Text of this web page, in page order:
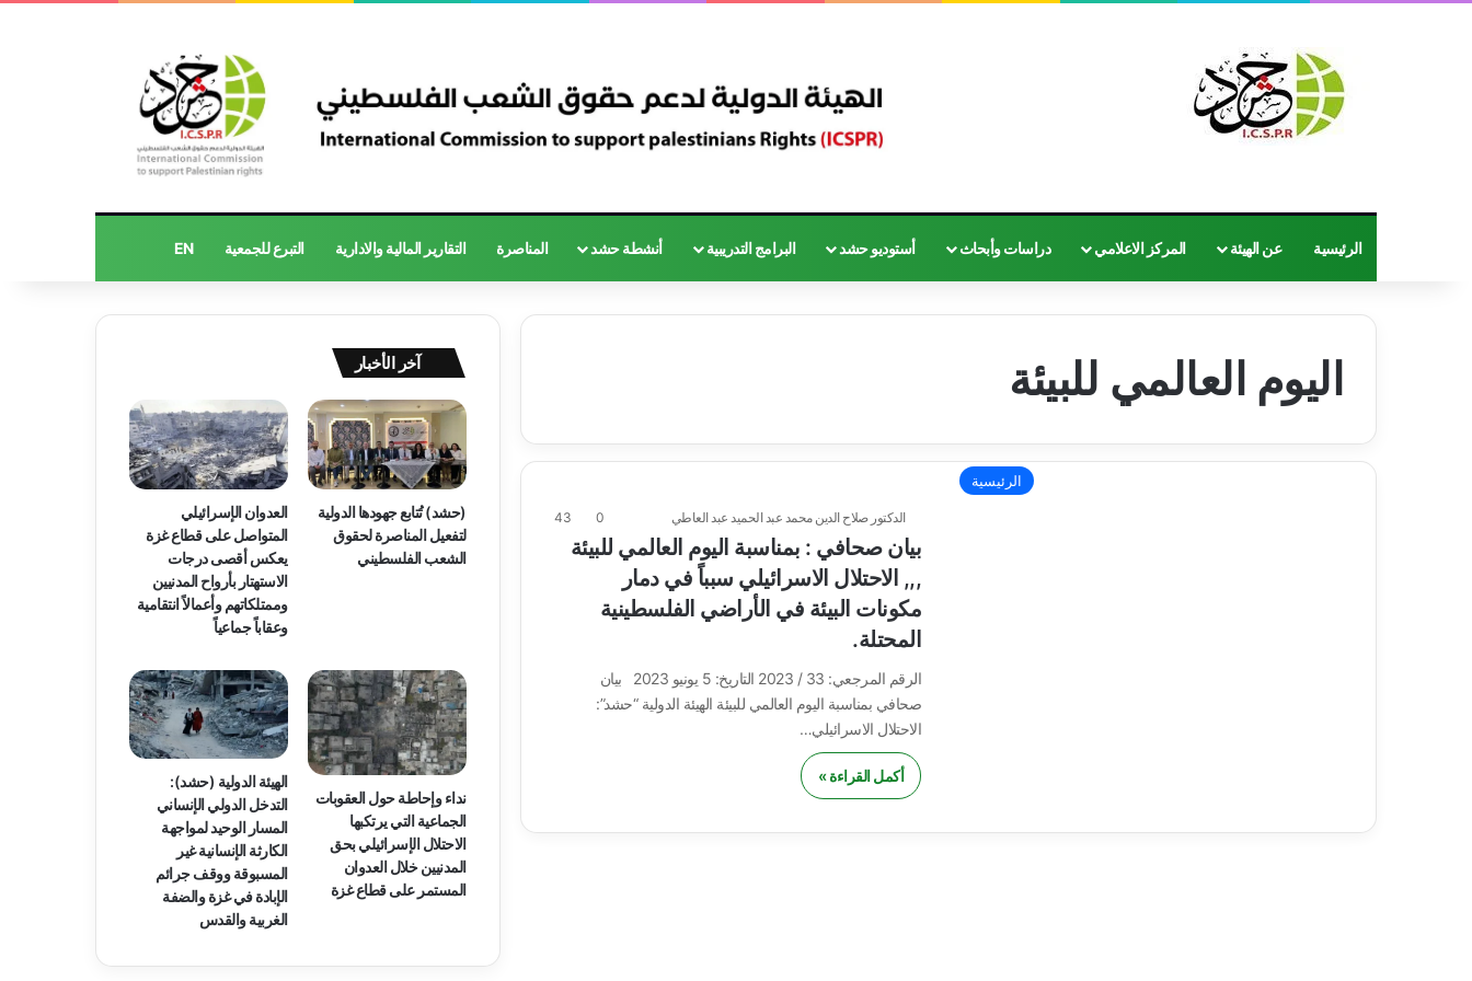
الرئيسية عن الهيئة المركز الاعلامي دراسات وأبحاث أستوديو حشد البرامج التدريبية أنشطة حشد المناصرة التقارير المالية والادارية التبرع للجمعية EN
اليوم العالمي للبيئة
الرئيسية
الدكتور صلاح الدين محمد عبد الحميد عبد العاطي 0
43
بيان صحافي : بمناسبة اليوم العالمي للبيئة
,,, الاحتلال الاسرائيلي سبباً في دمار
مكونات البيئة في الأراضي الفلسطينية
المحتلة.
الرقم المرجعي: 33 / 2023 التاريخ: 5 يونيو 2023 بيان
صحافي بمناسبة اليوم العالمي للبيئة الهيئة الدولية “حشد”:
الاحتلال الاسرائيلي…
أكمل القراءة »
آخر الأخبار
(حشد) تُتابع جهودها الدولية
لتفعيل المناصرة لحقوق
الشعب الفلسطيني
العدوان الإسرائيلي
المتواصل على قطاع غزة
يعكس أقصى درجات
الاستهتار بأرواح المدنيين
وممتلكاتهم وأعمالاً انتقامية
وعقاباً جماعياً
نداء وإحاطة حول العقوبات
الجماعية التي يرتكبها
الاحتلال الإسرائيلي بحق
المدنيين خلال العدوان
المستمر على قطاع غزة
الهيئة الدولية (حشد):
التدخل الدولي الإنساني
المسار الوحيد لمواجهة
الكارثة الإنسانية غير
المسبوقة ووقف جرائم
الإبادة في غزة والضفة
الغربية والقدس